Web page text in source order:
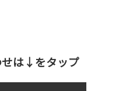
せは↓をタップ